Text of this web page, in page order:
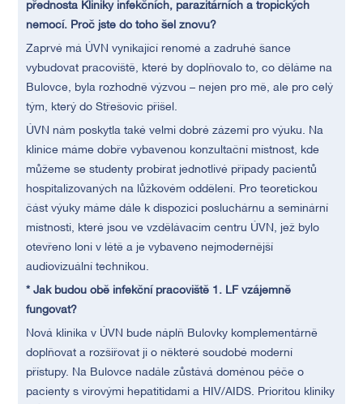
přednosta Kliniky infekčních, parazitárních a tropických
nemocí. Proč jste do toho šel znovu?
Zaprvé má ÚVN vynikající renomé a zadruhé šance
vybudovat pracoviště, které by doplňovalo to, co děláme na
Bulovce, byla rozhodně výzvou – nejen pro mě, ale pro celý
tým, který do Střešovic přišel.
ÚVN nám poskytla také velmi dobré zázemí pro výuku. Na
klinice máme dobře vybavenou konzultační místnost, kde
můžeme se studenty probírat jednotlivé případy pacientů
hospitalizovaných na lůžkovém oddělení. Pro teoretickou
část výuky máme dále k dispozici posluchárnu a seminární
místnosti, které jsou ve vzdělávacím centru ÚVN, jež bylo
otevřeno loni v létě a je vybaveno nejmodernější
audiovizuální technikou.
* Jak budou obě infekční pracoviště 1. LF vzájemně
fungovat?
Nová klinika v ÚVN bude náplň Bulovky komplementárně
doplňovat a rozšiřovat ji o některé soudobé moderní
přístupy. Na Bulovce nadále zůstává doménou péče o
pacienty s virovými hepatitidami a HIV/AIDS. Prioritou kliniky